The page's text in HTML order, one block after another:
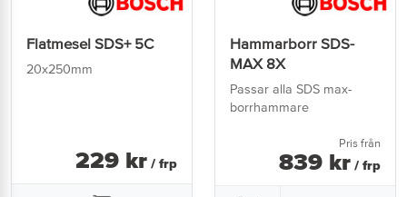
Flatmesel SDS+ 5C
20x250mm
229 kr / frp
Hammarborr SDS-
MAX 8X
Passar alla SDS max-
borrhammare
Pris från
839 kr / frp